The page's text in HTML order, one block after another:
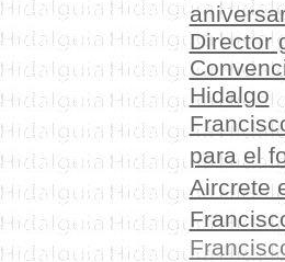
Director
Hidalgo
para el
Aircrete